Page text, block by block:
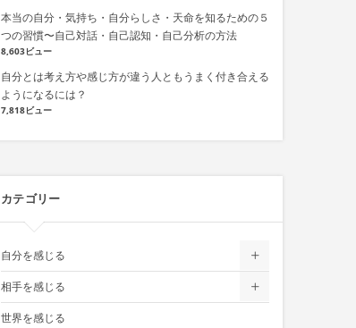
本当の自分・気持ち・自分らしさ・天命を知るための５
つの習慣〜自己対話・自己認知・自己分析の方法
8,603ビュー
自分とは考え方や感じ方が違う人ともうまく付き合える
ようになるには？
7,818ビュー
カテゴリー
自分を感じる
相手を感じる
世界を感じる